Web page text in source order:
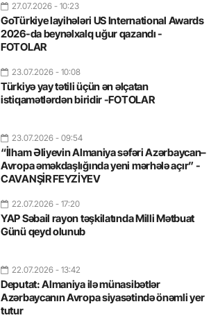
27.07.2026 - 10:23
GoTürkiye layihələri US International Awards
2026-da beynəlxalq uğur qazandı -
FOTOLAR
23.07.2026 - 10:08
Türkiyə yay tətili üçün ən əlçatan
istiqamətlərdən biridir -FOTOLAR
23.07.2026 - 09:54
“İlham Əliyevin Almaniya səfəri Azərbaycan–
Avropa əməkdaşlığında yeni mərhələ açır” -
CAVANŞİR FEYZİYEV
22.07.2026 - 17:20
YAP Səbail rayon təşkilatında Milli Mətbuat
Günü qeyd olunub
22.07.2026 - 13:42
Deputat: Almaniya ilə münasibətlər
Azərbaycanın Avropa siyasətində önəmli yer
tutur